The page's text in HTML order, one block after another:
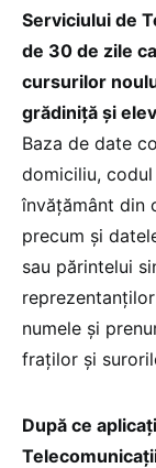
Serviciului de
de 30 de zile
cursurilor
grădiniță și
Baza de date
domiciliu,
învățământ din
precum și
sau părintelui
numele și
fraților și
După ce